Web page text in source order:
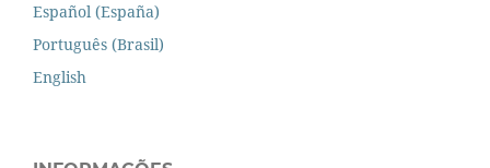
Español (España)
Português (Brasil)
English